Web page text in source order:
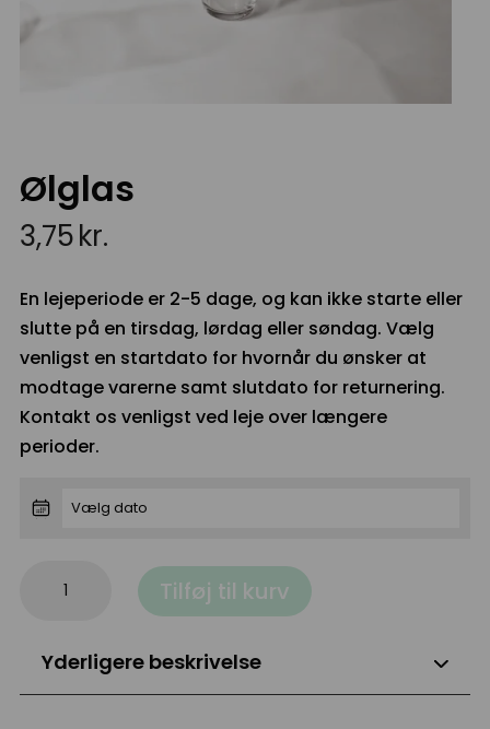
Ølglas
3,75kr.
En lejeperiode er 2-5 dage, og kan ikke starte eller
slutte på en tirsdag, lørdag eller søndag. Vælg
venligst en startdato for hvornår du ønsker at
modtage varerne samt slutdato for returnering.
Kontakt os venligst ved leje over længere
perioder.
antal
Tilføj til kurv
Yderligere beskrivelse